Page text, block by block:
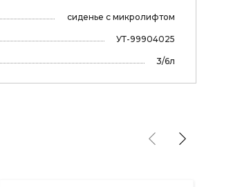
сиденье с микролифтом
УТ-99904025
3/6л